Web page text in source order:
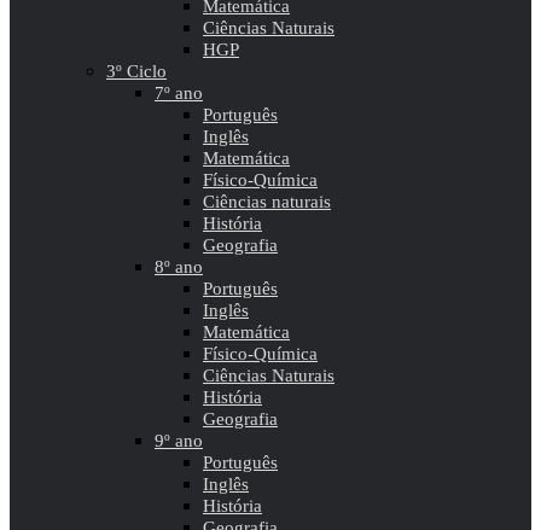
Matemática
Ciências Naturais
HGP
3º Ciclo
7º ano
Português
Inglês
Matemática
Físico-Química
Ciências naturais
História
Geografia
8º ano
Português
Inglês
Matemática
Físico-Química
Ciências Naturais
História
Geografia
9º ano
Português
Inglês
História